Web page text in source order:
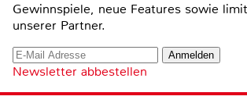
Gewinnspiele, neue Features sowie
unserer Partner.
Newsletter abbestellen